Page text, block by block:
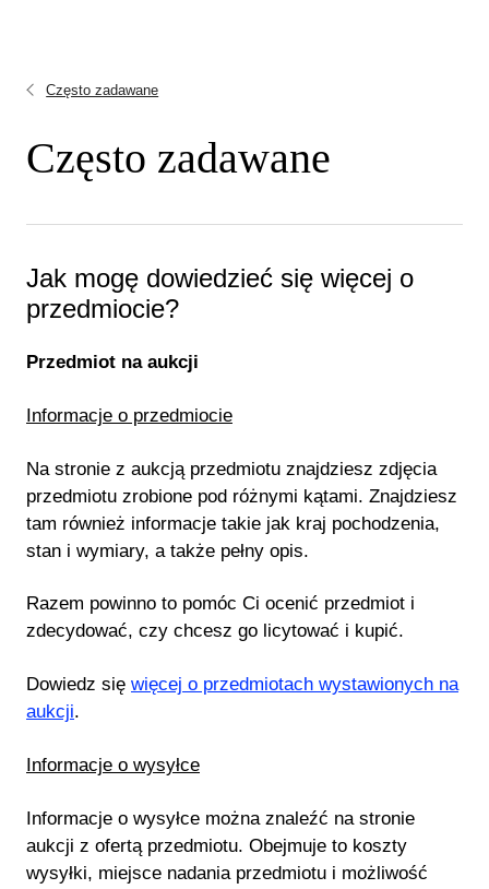
Często zadawane
Często zadawane
Jak mogę dowiedzieć się więcej o
przedmiocie?
Przedmiot na aukcji
Informacje o przedmiocie
Na stronie z aukcją przedmiotu znajdziesz zdjęcia
przedmiotu zrobione pod różnymi kątami. Znajdziesz
tam również informacje takie jak kraj pochodzenia,
stan i wymiary, a także pełny opis.
Razem powinno to pomóc Ci ocenić przedmiot i
zdecydować, czy chcesz go licytować i kupić.
Dowiedz się więcej o przedmiotach wystawionych na
aukcji.
Informacje o wysyłce
Informacje o wysyłce można znaleźć na stronie
aukcji z ofertą przedmiotu. Obejmuje to koszty
wysyłki, miejsce nadania przedmiotu i możliwość